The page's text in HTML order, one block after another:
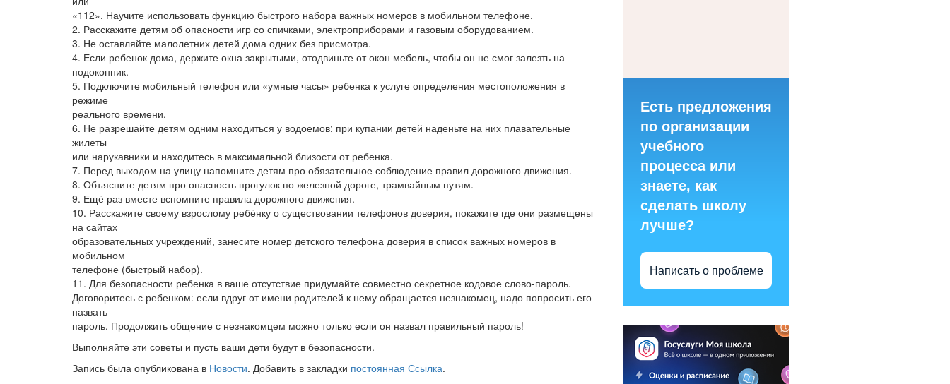
«112». Научите использовать функцию быстрого набора важных номеров в мобильном телефоне.
2. Расскажите детям об опасности игр со спичками,​ электроприборами и газовым оборудованием.
3. Не оставляйте малолетних детей дома одних без присмотра.
4. Если ребенок дома,​ держите окна закрытыми, отодвиньте от окон мебель, чтобы он не смог залезть на
подоконник.
5. Подключите мобильный телефон или «умные часы» ребенка к услуге определения местоположения в
режиме
реального времени.
6. Не разрешайте детям одним находиться у водоемов; при купании детей​ наденьте​ на них плавательные
жилеты
или нарукавники и​ находитесь в максимальной близости от ребенка.
7. Перед выходом на улицу напомните детям про обязательное соблюдение правил дорожного движения.
8. Объясните детям про опасность прогулок по железной дороге, трамвайным путям.
9. Ещё раз вместе вспомните правила дорожного движения.
10. Расскажите своему взрослому ребёнку о существовании телефонов доверия, покажите где они размещены
на сайтах
образовательных учреждений, занесите номер детского телефона доверия в список важных номеров в
мобильном
телефоне (быстрый набор).
11. Для безопасности ребенка в ваше отсутствие придумайте совместно секретное кодовое слово-пароль.
Договоритесь с ребенком: если вдруг от имени родителей к нему обращается незнакомец, надо попросить его
назвать
пароль. Продолжить общение с незнакомцем можно только если он назвал правильный пароль!
Выполняйте эти советы и пусть ваши дети будут в безопасности.
Запись была опубликована в Новости. Добавить в закладки постоянная Ссылка.
Есть предложения
по организации
учебного
процесса или
знаете, как
сделать школу
лучше?
Написать о проблеме